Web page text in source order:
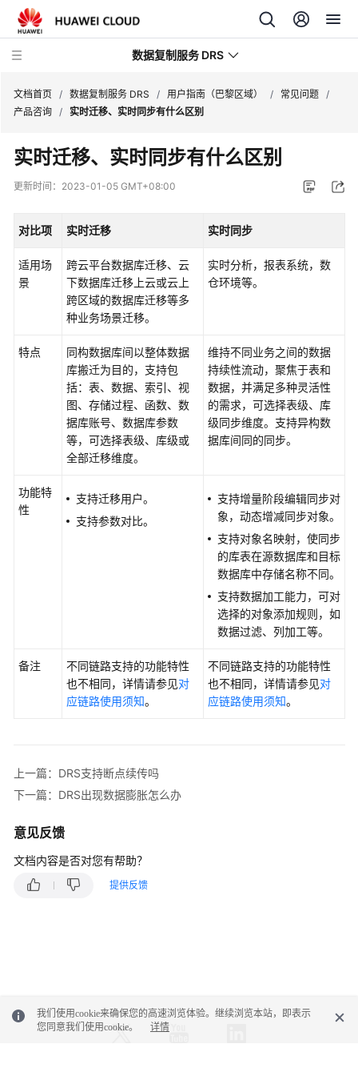
数据复制服务 DRS
新
动
产
介
绍
说
API
考
SDK
参
故
文档首页 / 数据复制服务 DRS / 用户指南（巴黎区域） / 常见问题 /
产品咨询 / 实时迁移、实时同步有什么区别
实时迁移、实时同步有什么区别
更新时间： 2023-01-05 GMT+08:00
对比项 实时迁移 实时同步
适用场
景
跨云平台数据库迁移、云
下数据库迁移上云或云上
跨区域的数据库迁移等多
种业务场景迁移。
实时分析，报表系统，数
仓环境等。
特点
同构数据库间以整体数据
库搬迁为目的，支持包
括：表、数据、索引、视
图、存储过程、函数、数
据库账号、数据库参数
等，可选择表级、库级或
全部迁移维度。
维持不同业务之间的数据
持续性流动，聚焦于表和
数据，并满足多种灵活性
的需求，可选择表级、库
级同步维度。支持异构数
据库间同的同步。
功能特
性
支持迁移用户。
支持参数对比。
支持增量阶段编辑同步对
象，动态增减同步对象。
支持对象名映射，使同步
的库表在源数据库和目标
数据库中存储名称不同。
支持数据加工能力，可对
选择的对象添加规则，如
数据过滤、列加工等。
备注
不同链路支持的功能特性
也不相同，详情请参见对
应链路使用须知。
不同链路支持的功能特性
也不相同，详情请参见对
应链路使用须知。
上一篇：DRS支持断点续传吗
下一篇：DRS出现数据膨胀怎么办
意见反馈
文档内容是否对您有帮助？
提供反馈
我们使用cookie来确保您的高速浏览体验。继续浏览本站，即表示
您同意我们使用cookie。
详情